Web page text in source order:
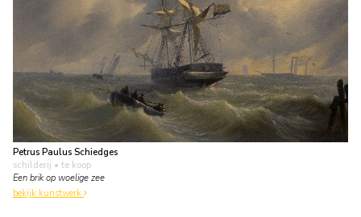
Petrus Paulus Schiedges
schilderij • te koop
Een brik op woelige zee
bekijk kunstwerk